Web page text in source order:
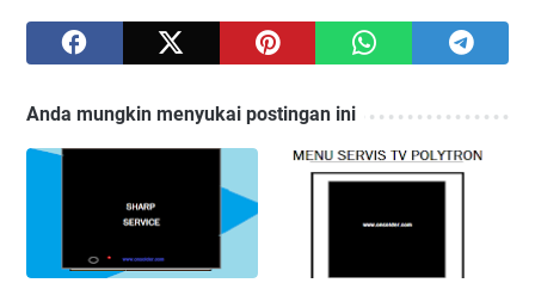
Anda mungkin menyukai postingan ini